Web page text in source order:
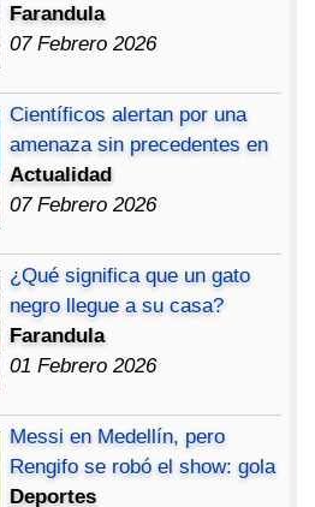
Farandula
07 Febrero 2026
Científicos alertan por una
amenaza sin precedentes en
Actualidad
07 Febrero 2026
¿Qué significa que un gato
negro llegue a su casa?
Farandula
01 Febrero 2026
Messi en Medellín, pero
Rengifo se robó el show: gola
Deportes